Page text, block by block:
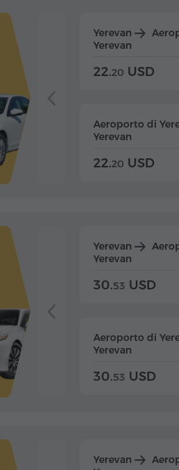
Yerevan
Yerevan
22.20 USD
Aeroporto di
Yerevan
22.20 USD
Yerevan
Yerevan
30.53 USD
Aeroporto di
Yerevan
30.53 USD
Yerevan